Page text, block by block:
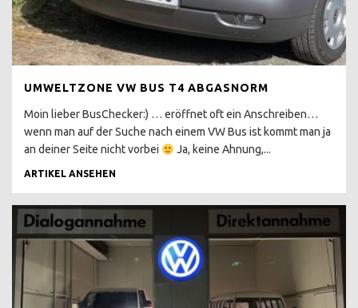
REALITÄT
T3 KAUFBERATUNG BIS
1986
1986
T3 PORSCHE BUS B32
T3 SYNCRO 16 ZOLL
DOPPELKABINE PRITSCHE
DEHLER
FAKE WESTI T3
UMWELTZONE VW BUS T4 ABGASNORM
Moin lieber BusChecker:) … eröffnet oft ein Anschreiben…
wenn man auf der Suche nach einem VW Bus ist kommt man ja
an deiner Seite nicht vorbei
Ja, keine Ahnung,...
ARTIKEL ANSEHEN